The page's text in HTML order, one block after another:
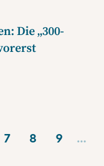
Die „300-
7 8 9
…